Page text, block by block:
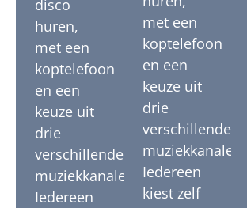
disco
huren,
met een
koptelefoon
en een
keuze uit
drie
verschillende
muziekkanalen.
Iedereen
met een
koptelefoon
en een
keuze uit
drie
verschillende
muziekkanalen.
Iedereen
kiest zelf